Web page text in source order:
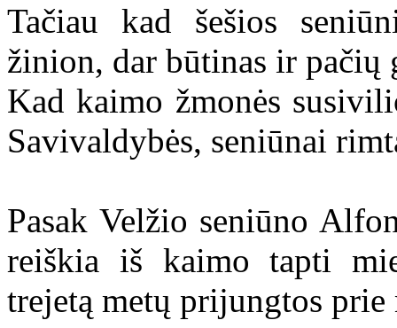
Tačiau kad šešios
žinion, dar būtinas ir pačių
Kad kaimo žmonės
Savivaldybės, seniūnai
Pasak Velžio seniūno
reiškia iš kaimo tapti
trejetą metų prijungtos